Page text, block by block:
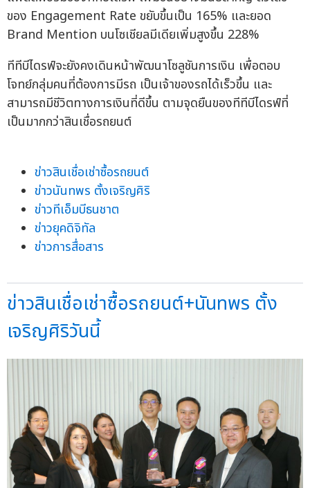
ของ Engagement Rate ขยับขึ้นเป็น 165% และยอด
Brand Mention บนโซเชียลมีเดียเพิ่มสูงขึ้น 228%
ทีทีบีไดรฟ์จะยังคงเดินหน้าพัฒนาโซลูชันการเงิน เพื่อตอบ
โจทย์กลุ่มคนที่ต้องการมีรถ เป็นเจ้าของรถได้เร็วขึ้น และ
สามารถมีชีวิตทางการเงินที่ดีขึ้น ตามจุดยืนของทีทีบีไดรฟ์ที่
เป็นมากกว่าสินเชื่อรถยนต์
ข่าวสินเชื่อเช่าซื้อรถยนต์
ข่าวนันทพร ตั้งเจริญศิริ
ข่าวทีเอ็มบีธนชาต
ข่าวยุคดิจิทัล
ข่าวการสื่อสาร
ข่าวสินเชื่อเช่าซื้อรถยนต์+นันทพร ตั้ง
เจริญศิริวันนี้